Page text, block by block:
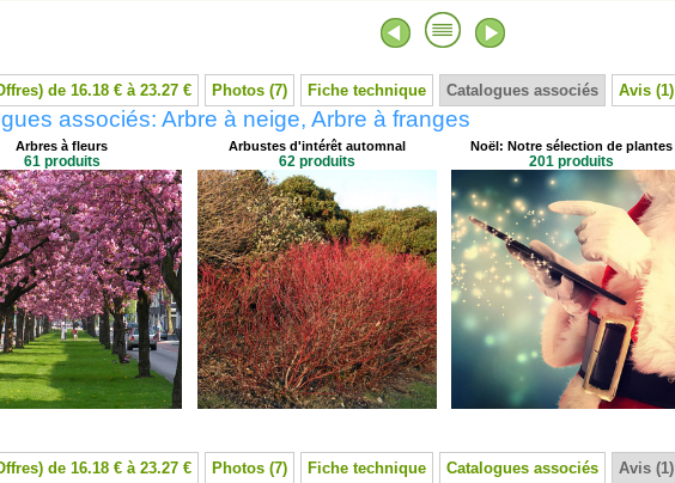
de 16.18 € à 23.27 € Photos (7) Fiche technique Catalogues associés Avis (1)
associés: Arbre à neige, Arbre à franges
Arbres à fleurs
61 produits
Arbustes d'intérêt automnal
62 produits
Noël: Notre sélection de plantes
201 produits
de 16.18 € à 23.27 € Photos (7) Fiche technique Catalogues associés Avis (1)